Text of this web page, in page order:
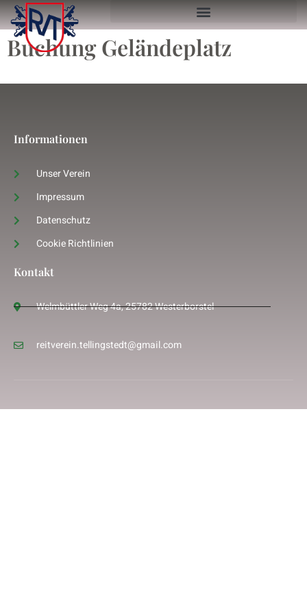
Buchung Geländeplatz
Informationen
Unser Verein
Impressum
Datenschutz
Cookie Richtlinien
Kontakt
Welmbüttler Weg 4a, 25782 Westerborstel
reitverein.tellingstedt@gmail.com